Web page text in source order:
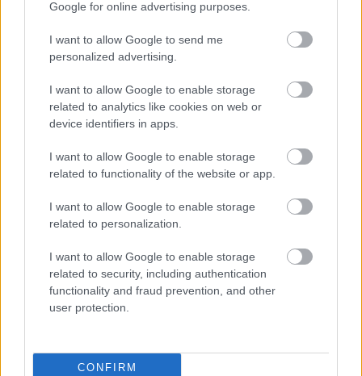
Google for online advertising purposes.
I want to allow Google to send me
personalized advertising.
I want to allow Google to enable storage
related to analytics like cookies on web or
device identifiers in apps.
I want to allow Google to enable storage
related to functionality of the website or app.
I want to allow Google to enable storage
related to personalization.
I want to allow Google to enable storage
related to security, including authentication
functionality and fraud prevention, and other
user protection.
CONFIRM
Langrenn Allround
VM-stjernen mister NM
INGEBORG SCHEVE 29.03.2023